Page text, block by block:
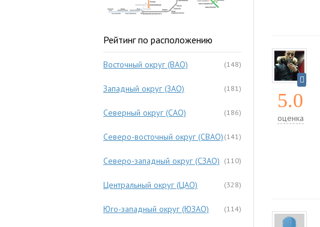
5.0
оценка
Рейтинг по расположению
(148)
Восточный округ (ВАО)
(181)
Западный округ (ЗАО)
(186)
Северный округ (САО)
(141)
Северо-восточный округ (СВАО)
(110)
Северо-западный округ (СЗАО)
(328)
Центральный округ (ЦАО)
(114)
Юго-западный округ (ЮЗАО)